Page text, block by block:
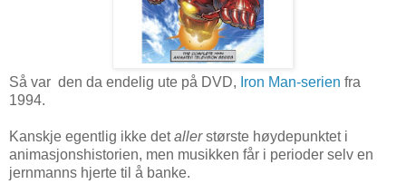
Så var den da endelig ute på DVD, Iron Man-serien fra
1994.
Kanskje egentlig ikke detallerstørste høydepunktet i
animasjonshistorien, men musikken får i perioder selv en
jernmanns hjerte til å banke.